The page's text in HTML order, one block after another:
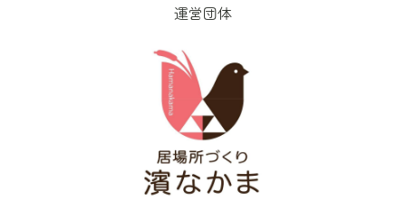
運営団体